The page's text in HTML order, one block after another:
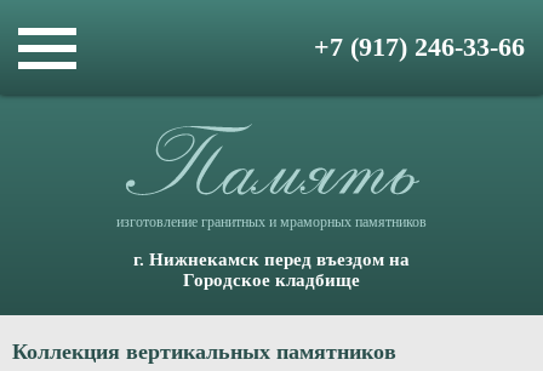
+7 (917) 246-33-66
изготовление гранитных и мраморных памятников
г. Нижнекамск перед въездом на
Городское кладбище
Коллекция вертикальных памятников